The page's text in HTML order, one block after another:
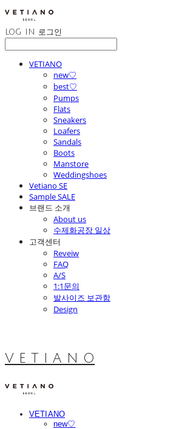
LOG IN 로그인
VETIANO
new♡
best♡
Pumps
Flats
Sneakers
Loafers
Sandals
Boots
Manstore
Weddingshoes
Vetiano SE
Sample SALE
브랜드 소개
About us
수제화공장 일상
고객센터
Reveiw
FAQ
A/S
1:1문의
발사이즈 보관함
Design
V E T I A N O
VETIANO
new♡